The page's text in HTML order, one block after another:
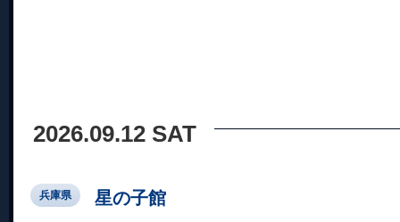
2026.09.12 SAT
兵庫県 星の子館